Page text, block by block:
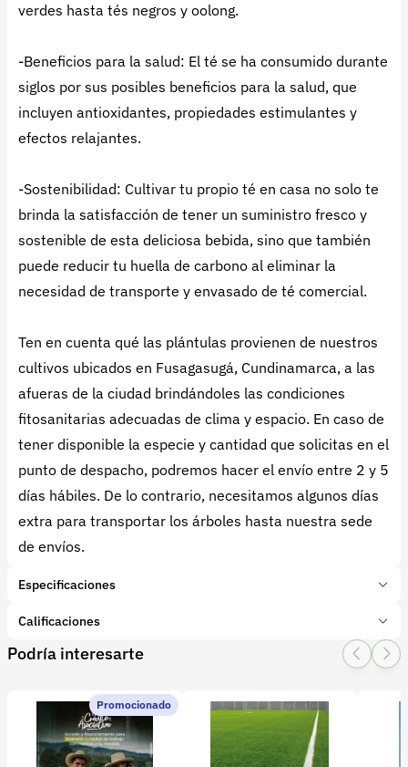
verdes hasta tés negros y oolong.
-Beneficios para la salud: El té se ha consumido durante
siglos por sus posibles beneficios para la salud, que
incluyen antioxidantes, propiedades estimulantes y
efectos relajantes.
-Sostenibilidad: Cultivar tu propio té en casa no solo te
brinda la satisfacción de tener un suministro fresco y
sostenible de esta deliciosa bebida, sino que también
puede reducir tu huella de carbono al eliminar la
necesidad de transporte y envasado de té comercial.
Ten en cuenta qué las plántulas provienen de nuestros
cultivos ubicados en Fusagasugá, Cundinamarca, a las
afueras de la ciudad brindándoles las condiciones
fitosanitarias adecuadas de clima y espacio. En caso de
tener disponible la especie y cantidad que solicitas en el
punto de despacho, podremos hacer el envío entre 2 y 5
días hábiles. De lo contrario, necesitamos algunos días
extra para transportar los árboles hasta nuestra sede
de envíos.
Especificaciones
Marca:
Vivero el Triunfo
Tipo de producto:Insumo
Subcategoría:Aromáticas
Calificaciones
1 Star
2 Star
3 Star4 Star
0 calificaciones
Podría interesarte
Promocionado